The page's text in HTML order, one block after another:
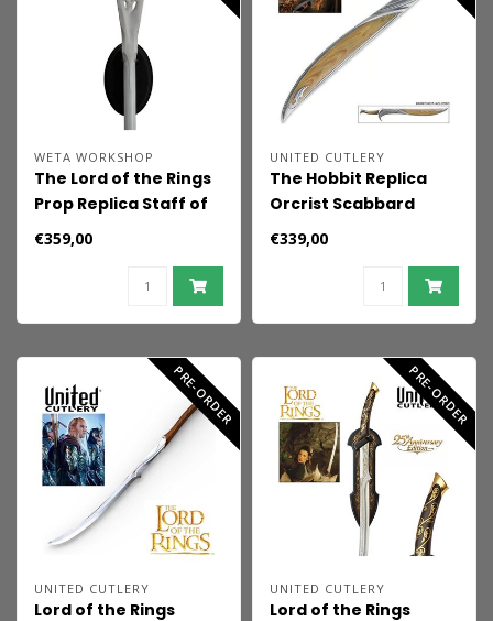
WETA WORKSHOP
The Lord of the Rings
Prop Replica Staff of
Gandalf the White 191
€359,00
UNITED CUTLERY
The Hobbit Replica
Orcrist Scabbard
€339,00
PRE-ORDER
UNITED CUTLERY
Lord of the Rings
PRE-ORDER
UNITED CUTLERY
Lord of the Rings